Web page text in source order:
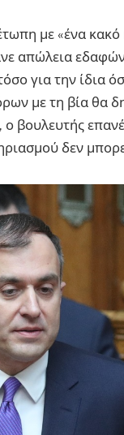
με «ένα κακό
απώλεια
για την ίδια
με τη βία θα
βουλευτής
δεν